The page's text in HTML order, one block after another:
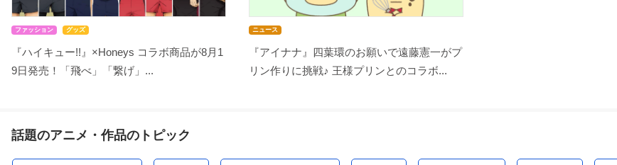
ファッション グッズ
『ハイキュー!!』×Honeys コラボ商品が8月1
9日発売！「飛べ」「繋げ」...
ニュース
『アイナナ』四葉環のお願いで遠藤憲一がプ
リン作りに挑戦♪ 王様プリンとのコラボ...
話題のアニメ・作品のトピック